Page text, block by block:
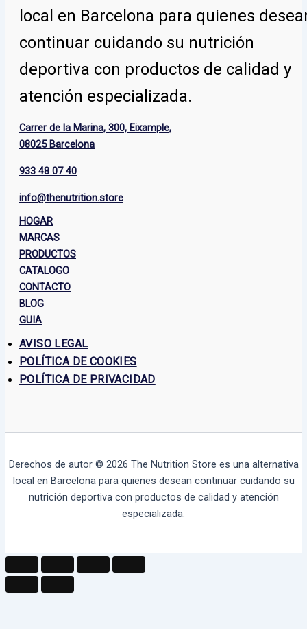
local en Barcelona para quienes
continuar cuidando su nutrición
deportiva con productos de calidad y
atención especializada.
Carrer de la Marina, 300, Eixample,
08025 Barcelona
933 48 07 40
info@thenutrition.store
HOGAR
MARCAS
PRODUCTOS
CATALOGO
CONTACTO
BLOG
GUIA
AVISO LEGAL
POLÍTICA DE COOKIES
POLÍTICA DE PRIVACIDAD
Derechos de autor © 2026 The Nutrition Store es una alternativa
local en Barcelona para quienes desean continuar cuidando su
nutrición deportiva con productos de calidad y atención
especializada.